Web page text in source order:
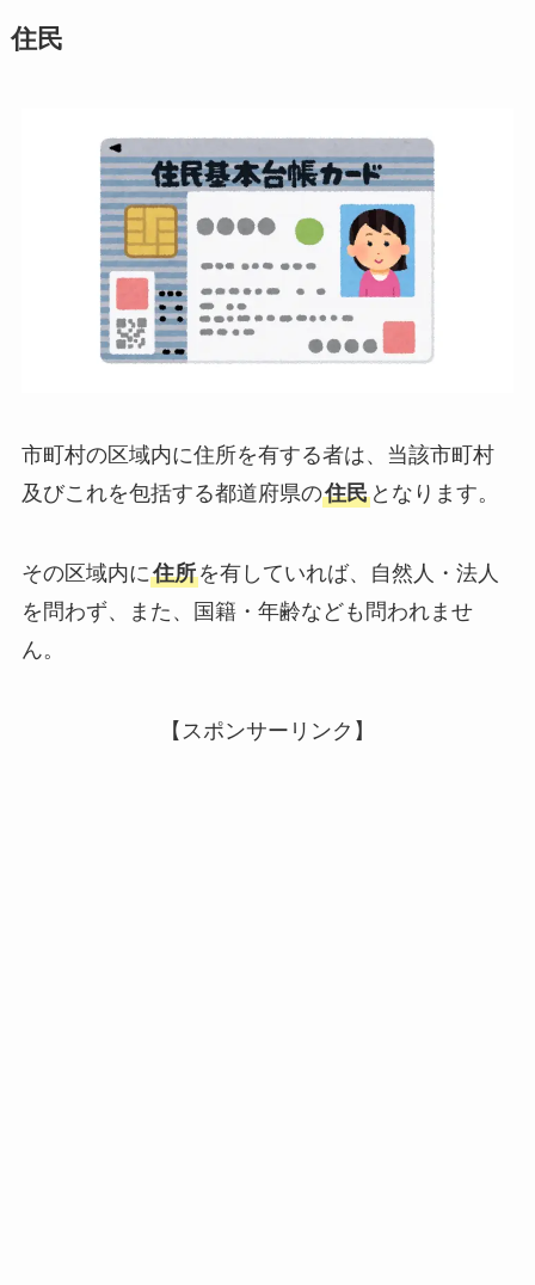
住民
市町村の区域内に住所を有する者は、当該市町村
及びこれを包括する都道府県の住民となります。
その区域内に住所を有していれば、自然人・法人
を問わず、また、国籍・年齢なども問われませ
ん。
【スポンサーリンク】